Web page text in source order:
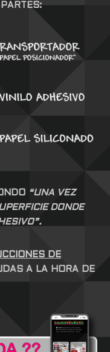
“UNA VEZ
DONDE
DE
A LA HORA DE